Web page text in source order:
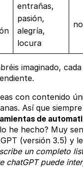
entrañas,
pasión,
alegría,
locura
imaginado,
con contenido
Así que siempre
de
he hecho? Muy
(versión 3.5) y
un completo
chatGPT puede